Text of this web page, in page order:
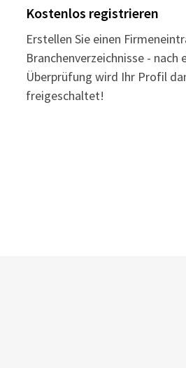
Kostenlos registrieren
Erstellen Sie einen
Branchenverzeichnisse - nach
Überprüfung wird Ihr Profil
freigeschaltet!